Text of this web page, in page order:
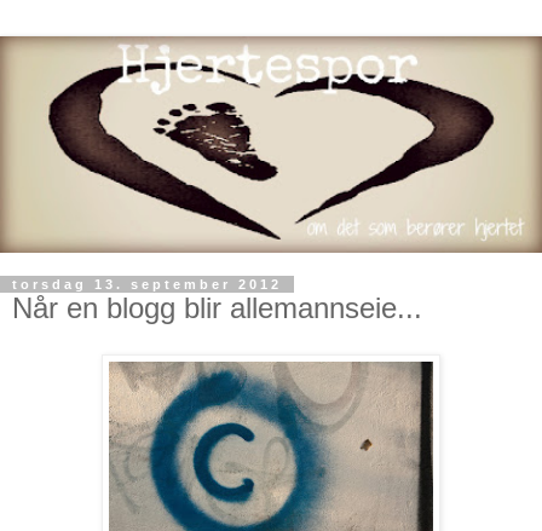
torsdag 13. september 2012
Når en blogg blir allemannseie...